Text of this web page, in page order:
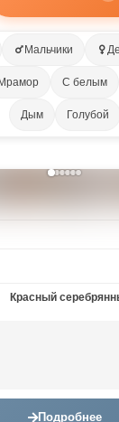
Мальчики
С белым
Дым Голубой
Красный
Подробнее